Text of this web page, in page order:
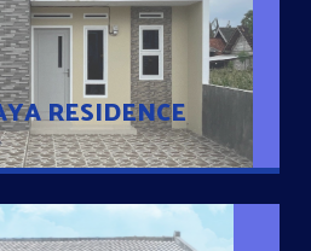
RESIDENCE
one Gate System, terdapat taman
dari jalan nasional serta dekat